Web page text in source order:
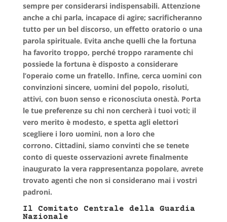
sempre per considerarsi indispensabili. Attenzione
anche a chi parla, incapace di agire; sacrificheranno
tutto per un bel discorso, un effetto oratorio o una
parola spirituale. Evita anche quelli che la fortuna
ha favorito troppo, perché troppo raramente chi
possiede la fortuna è disposto a considerare
l’operaio come un fratello. Infine, cerca uomini con
convinzioni sincere, uomini del popolo, risoluti,
attivi, con buon senso e riconosciuta onestà. Porta
le tue preferenze su chi non cercherà i tuoi voti; il
vero merito è modesto, e spetta agli elettori
scegliere i loro uomini, non a loro che
corrono. Cittadini, siamo convinti che se tenete
conto di queste osservazioni avrete finalmente
inaugurato la vera rappresentanza popolare, avrete
trovato agenti che non si considerano mai i vostri
padroni.
Il Comitato Centrale della Guardia
Nazionale